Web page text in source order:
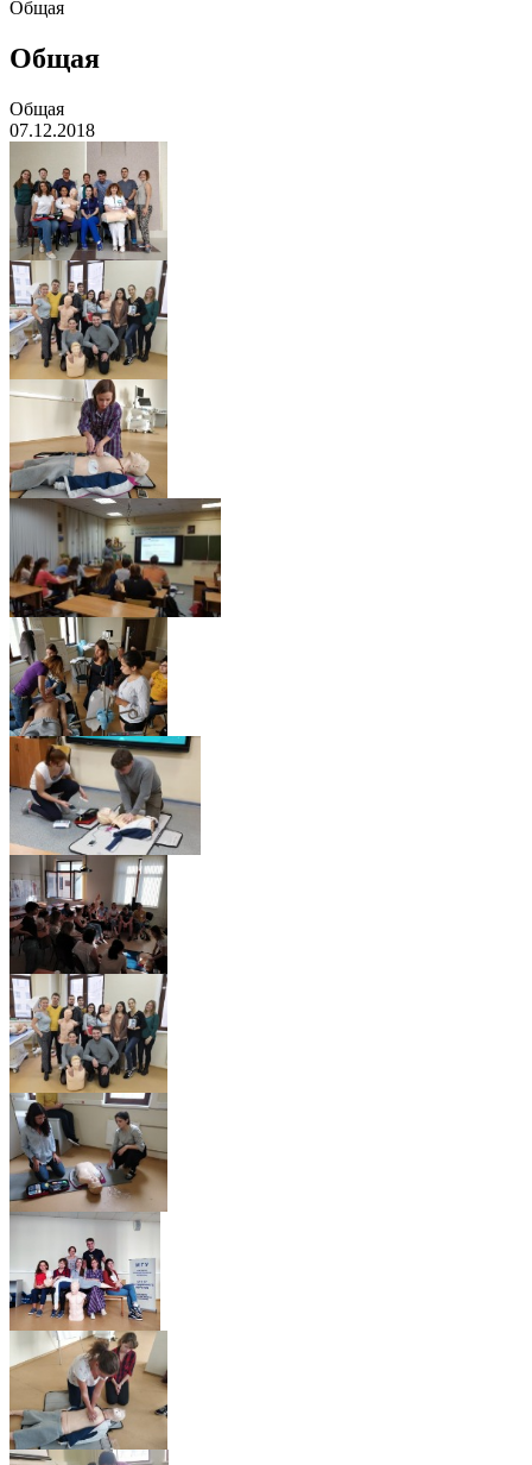
Общая
Общая
Общая
07.12.2018